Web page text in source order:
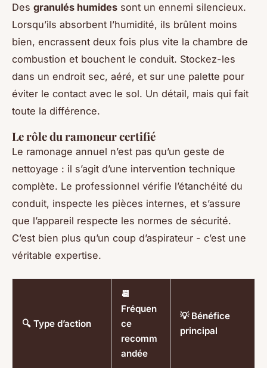
Des granulés humides sont un ennemi silencieux.
Lorsqu’ils absorbent l’humidité, ils brûlent moins
bien, encrassent deux fois plus vite la chambre de
combustion et bouchent le conduit. Stockez-les
dans un endroit sec, aéré, et sur une palette pour
éviter le contact avec le sol. Un détail, mais qui fait
toute la différence.
Le rôle du ramoneur certifié
Le ramonage annuel n’est pas qu’un geste de
nettoyage : il s’agit d’une intervention technique
complète. Le professionnel vérifie l’étanchéité du
conduit, inspecte les pièces internes, et s’assure
que l’appareil respecte les normes de sécurité.
C’est bien plus qu’un coup d’aspirateur - c’est une
véritable expertise.
🔍 Type d’action
📆
Fréquen
ce
recomm
andée
💡 Bénéfice
principal